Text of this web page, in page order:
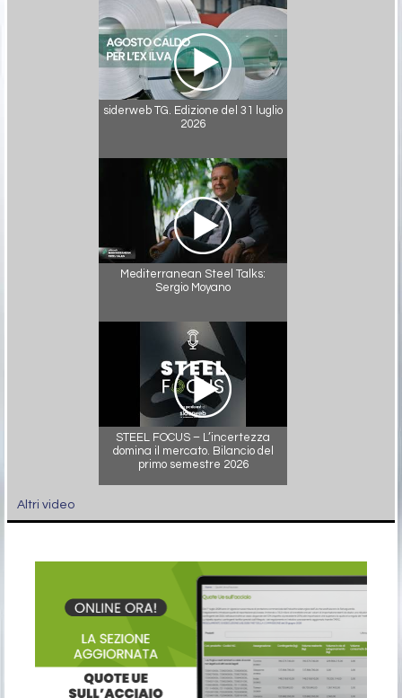
siderweb TG. Edizione del 31 luglio
2026
Mediterranean Steel Talks:
Sergio Moyano
STEEL FOCUS – L’incertezza
domina il mercato. Bilancio del
primo semestre 2026
Altri video